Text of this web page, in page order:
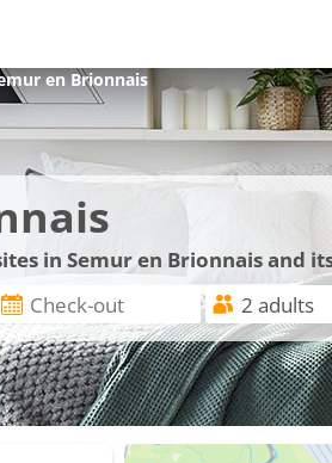
en Brionnais
in Semur en Brionnais and